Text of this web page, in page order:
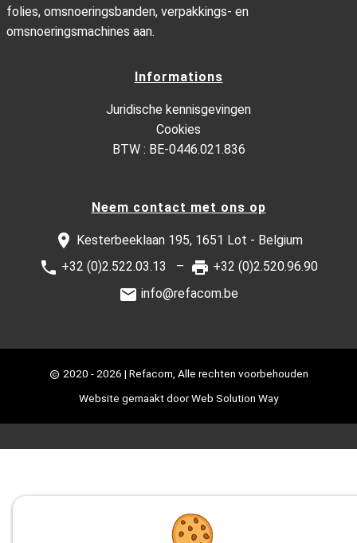
folies, omsnoeringsbanden, verpakkings- en
omsnoeringsmachines aan.
Informations
Juridische kennisgevingen
Cookies
BTW : BE-0446.021.836
Neem contact met ons op
Kesterbeeklaan 195, 1651 Lot - Belgium
+32 (0)2.522.03.13
+32 (0)2.520.96.90
info@refacom.be
2020 - 2026 | Refacom, Alle rechten voorbehouden
Website gemaakt doorWeb Solution Way